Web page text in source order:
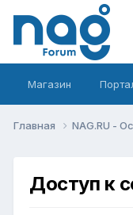
Магазин
Главная NAG.RU -
Доступ к